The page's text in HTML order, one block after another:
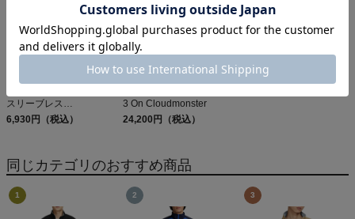
エルドレッソ ボーンマン
スリーブレス
ELDORESO Boneman
6,930円（税込）
オン クラウドモンスター
3 On Cloudmonster
24,200円（税込）
同じカテゴリのおすすめ商品